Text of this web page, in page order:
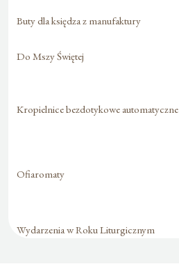
Buty dla księdza z manufaktury
Do Mszy Świętej
Kropielnice bezdotykowe automatyczne
Ofiaromaty
Wydarzenia w Roku Liturgicznym